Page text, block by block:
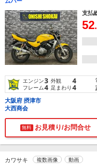
支払
52
エンジン3 外観 4
フレーム4 足まわり 4
大阪府 摂津市
大西商会
無料 お見積り/お問合せ
カワサキ 複数画像 動画